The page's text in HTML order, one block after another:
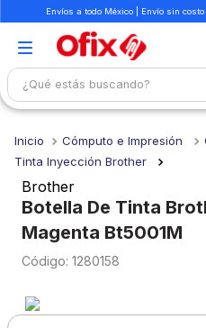
Envíos a todo México | Envío sin
¿Qué estás buscando?
Cómputo e Impresión
Tinta Inyección Brother
Brother
Botella De Tinta
Magenta Bt5001M
: 1280158
1.
mochilas
2
libretas
3.
cuaderno
4.
cuadernos
colores
6.